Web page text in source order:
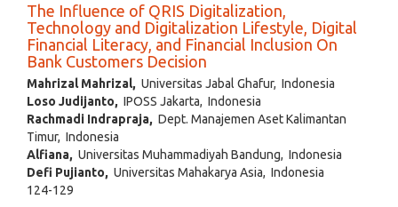
The Influence of QRIS Digitalization,
Technology and Digitalization Lifestyle, Digital
Financial Literacy, and Financial Inclusion On
Bank Customers Decision
Mahrizal Mahrizal, Universitas Jabal Ghafur, Indonesia
Loso Judijanto, IPOSS Jakarta, Indonesia
Rachmadi Indrapraja, Dept. Manajemen Aset Kalimantan
Timur, Indonesia
Alfiana, Universitas Muhammadiyah Bandung, Indonesia
Defi Pujianto, Universitas Mahakarya Asia, Indonesia
124-129